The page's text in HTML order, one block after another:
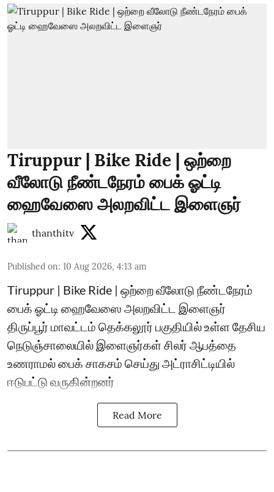
Tiruppur | Bike Ride | ஒற்றை
வீலோடு நீண்டநேரம் பைக் ஓட்டி
ஹைவேஸை அலறவிட்ட இளைஞர்
thanthitv
Published on: 10 Aug 2026, 4:13 am
Tiruppur | Bike Ride | ஒற்றை வீலோடு நீண்டநேரம்
பைக் ஓட்டி ஹைவேஸை அலறவிட்ட இளைஞர்
திருப்பூர் மாவட்டம் தெக்கலூர் பகுதியில் உள்ள தேசிய
நெடுஞ்சாலையில் இளைஞர்கள் சிலர் ஆபத்தை
உணராமல் பைக் சாகசம் செய்து அட்ராசிட்டியில்
ஈடுபட்டு வருகின்றனர்
Read More